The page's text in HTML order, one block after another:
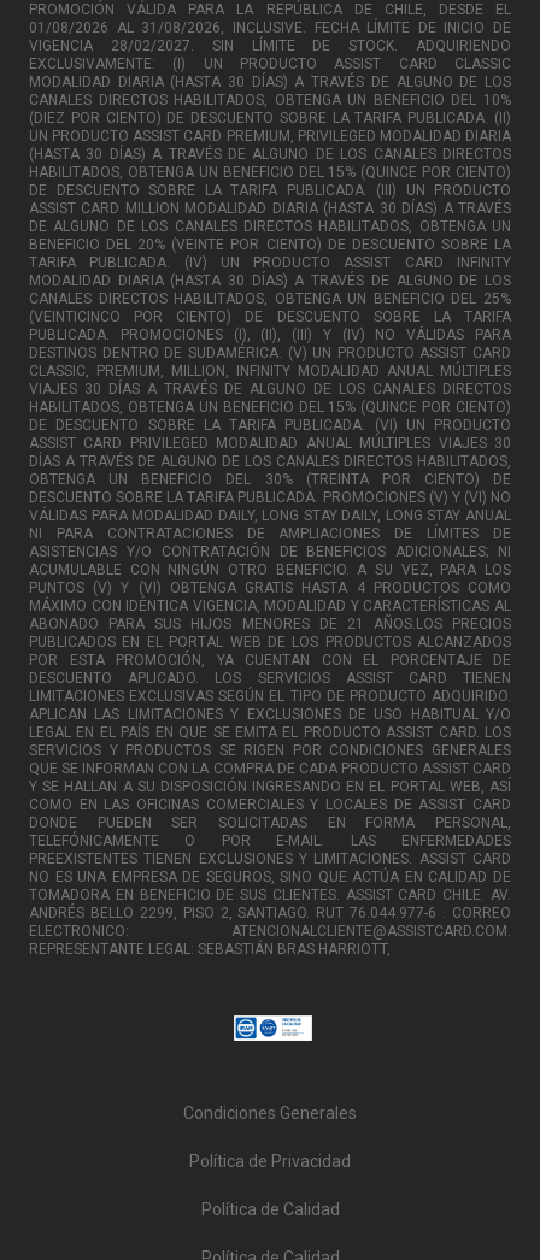
PROMOCIÓN VÁLIDA PARA LA REPÚBLICA DE CHILE, DESDE EL
01/08/2026 AL 31/08/2026, INCLUSIVE. FECHA LÍMITE DE INICIO DE
VIGENCIA 28/02/2027. SIN LÍMITE DE STOCK. ADQUIRIENDO
EXCLUSIVAMENTE: (I) UN PRODUCTO ASSIST CARD CLASSIC
MODALIDAD DIARIA (HASTA 30 DÍAS) A TRAVÉS DE ALGUNO DE LOS
CANALES DIRECTOS HABILITADOS, OBTENGA UN BENEFICIO DEL 10%
(DIEZ POR CIENTO) DE DESCUENTO SOBRE LA TARIFA PUBLICADA. (II)
UN PRODUCTO ASSIST CARD PREMIUM, PRIVILEGED MODALIDAD DIARIA
(HASTA 30 DÍAS) A TRAVÉS DE ALGUNO DE LOS CANALES DIRECTOS
HABILITADOS, OBTENGA UN BENEFICIO DEL 15% (QUINCE POR CIENTO)
DE DESCUENTO SOBRE LA TARIFA PUBLICADA. (III) UN PRODUCTO
ASSIST CARD MILLION MODALIDAD DIARIA (HASTA 30 DÍAS) A TRAVÉS
DE ALGUNO DE LOS CANALES DIRECTOS HABILITADOS, OBTENGA UN
BENEFICIO DEL 20% (VEINTE POR CIENTO) DE DESCUENTO SOBRE LA
TARIFA PUBLICADA. (IV) UN PRODUCTO ASSIST CARD INFINITY
MODALIDAD DIARIA (HASTA 30 DÍAS) A TRAVÉS DE ALGUNO DE LOS
CANALES DIRECTOS HABILITADOS, OBTENGA UN BENEFICIO DEL 25%
(VEINTICINCO POR CIENTO) DE DESCUENTO SOBRE LA TARIFA
PUBLICADA. PROMOCIONES (I), (II), (III) Y (IV) NO VÁLIDAS PARA
DESTINOS DENTRO DE SUDAMÉRICA. (V) UN PRODUCTO ASSIST CARD
CLASSIC, PREMIUM, MILLION, INFINITY MODALIDAD ANUAL MÚLTIPLES
VIAJES 30 DÍAS A TRAVÉS DE ALGUNO DE LOS CANALES DIRECTOS
HABILITADOS, OBTENGA UN BENEFICIO DEL 15% (QUINCE POR CIENTO)
DE DESCUENTO SOBRE LA TARIFA PUBLICADA. (VI) UN PRODUCTO
ASSIST CARD PRIVILEGED MODALIDAD ANUAL MÚLTIPLES VIAJES 30
DÍAS A TRAVÉS DE ALGUNO DE LOS CANALES DIRECTOS HABILITADOS,
OBTENGA UN BENEFICIO DEL 30% (TREINTA POR CIENTO) DE
DESCUENTO SOBRE LA TARIFA PUBLICADA. PROMOCIONES (V) Y (VI) NO
VÁLIDAS PARA MODALIDAD DAILY, LONG STAY DAILY, LONG STAY ANUAL
NI PARA CONTRATACIONES DE AMPLIACIONES DE LÍMITES DE
ASISTENCIAS Y/O CONTRATACIÓN DE BENEFICIOS ADICIONALES; NI
ACUMULABLE CON NINGÚN OTRO BENEFICIO. A SU VEZ, PARA LOS
PUNTOS (V) Y (VI) OBTENGA GRATIS HASTA 4 PRODUCTOS COMO
MÁXIMO CON IDÉNTICA VIGENCIA, MODALIDAD Y CARACTERÍSTICAS AL
ABONADO PARA SUS HIJOS MENORES DE 21 AÑOS.LOS PRECIOS
PUBLICADOS EN EL PORTAL WEB DE LOS PRODUCTOS ALCANZADOS
POR ESTA PROMOCIÓN, YA CUENTAN CON EL PORCENTAJE DE
DESCUENTO APLICADO. LOS SERVICIOS ASSIST CARD TIENEN
LIMITACIONES EXCLUSIVAS SEGÚN EL TIPO DE PRODUCTO ADQUIRIDO.
APLICAN LAS LIMITACIONES Y EXCLUSIONES DE USO HABITUAL Y/O
LEGAL EN EL PAÍS EN QUE SE EMITA EL PRODUCTO ASSIST CARD. LOS
SERVICIOS Y PRODUCTOS SE RIGEN POR CONDICIONES GENERALES
QUE SE INFORMAN CON LA COMPRA DE CADA PRODUCTO ASSIST CARD
Y SE HALLAN A SU DISPOSICIÓN INGRESANDO EN EL PORTAL WEB, ASÍ
COMO EN LAS OFICINAS COMERCIALES Y LOCALES DE ASSIST CARD
DONDE PUEDEN SER SOLICITADAS EN FORMA PERSONAL,
TELEFÓNICAMENTE O POR E-MAIL. LAS ENFERMEDADES
PREEXISTENTES TIENEN EXCLUSIONES Y LIMITACIONES. ASSIST CARD
NO ES UNA EMPRESA DE SEGUROS, SINO QUE ACTÚA EN CALIDAD DE
TOMADORA EN BENEFICIO DE SUS CLIENTES. ASSIST CARD CHILE. AV.
ANDRÉS BELLO 2299, PISO 2, SANTIAGO. RUT 76.044.977-6 . CORREO
ELECTRONICO: ATENCIONALCLIENTE@ASSISTCARD.COM.
REPRESENTANTE LEGAL: SEBASTIÁN BRAS HARRIOTT,
Condiciones Generales
Política de Privacidad
Política de Calidad